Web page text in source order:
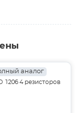
аналог
1206 4 резисторов